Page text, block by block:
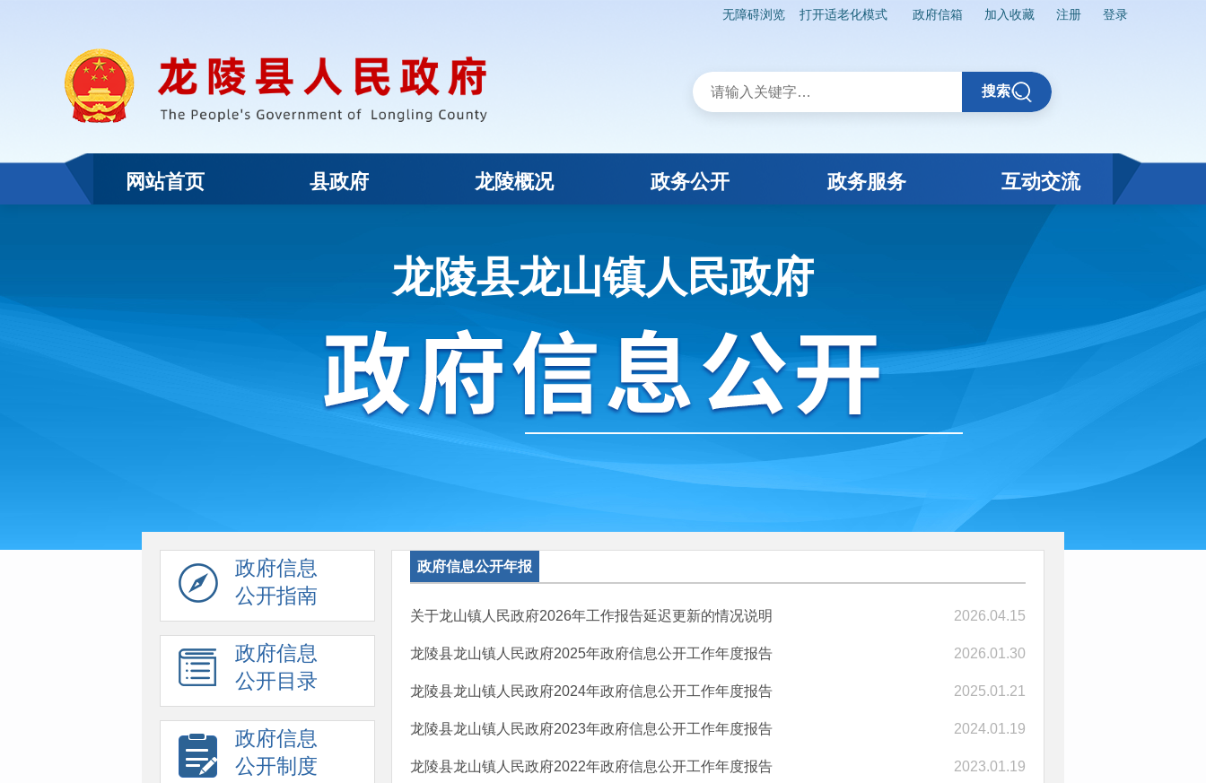
无障碍浏览 打开适老化模式 政府信箱 加入收藏 注册 登录
搜索
网站首页 县政府 龙陵概况 政务公开 政务服务 互动交流
龙陵县龙山镇人民政府
政府信息
公开指南
政府信息
公开目录
政府信息
公开制度
政府信息公开年报
关于龙山镇人民政府2026年工作报告延迟更新的情况说明 2026.04.15
龙陵县龙山镇人民政府2025年政府信息公开工作年度报告 2026.01.30
龙陵县龙山镇人民政府2024年政府信息公开工作年度报告 2025.01.21
龙陵县龙山镇人民政府2023年政府信息公开工作年度报告 2024.01.19
龙陵县龙山镇人民政府2022年政府信息公开工作年度报告 2023.01.19